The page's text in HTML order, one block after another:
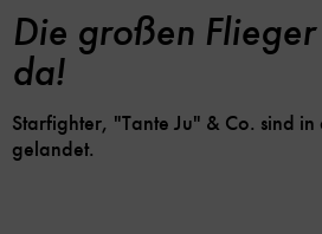
Die großen
da!
Starfighter, "Tante Ju" & Co. sind
gelandet.